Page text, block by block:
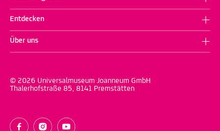
Entdecken
Über uns
© 2026 Universalmuseum Joanneum GmbH
Thalerhofstraße 85, 8141 Premstätten